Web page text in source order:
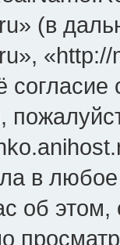
(в
в
об